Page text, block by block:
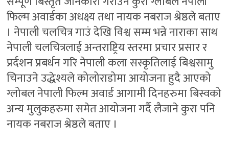
फिल्म अवार्डका अधक्ष्य तथा नायक नबराज श्रेष्ठले बताए
। नेपाली चलचित्र गाउं देखि विश्व सम्म भन्ने नाराका साथ
नेपाली चलचित्रलाई अन्तराष्ट्रिय स्तरमा प्रचार प्रसार र
प्रर्दशन प्रबर्धन गरि नेपाली कला सस्कृतिलाई बिश्वसामु
चिनाउने उद्धेश्यले कोलोराडोमा आयोजना हुदै आएको
ग्लोबल नेपाली फिल्म अवार्ड आगामी दिनहरुमा बिस्वको
अन्य मुलुकहरुमा समेत आयोजना गर्दै लैजाने कुरा पनि
नायक नबराज श्रेष्ठले बताए ।